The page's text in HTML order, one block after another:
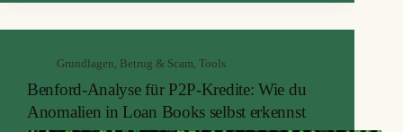
natürlich der große Block zu seinen Erfahrungen die
Pfandleihhaus gemacht hat.
Grundlagen, Betrug & Scam, Tools
Benford-Analyse für P2P-Kredite: Wie du
Anomalien in Loan Books selbst erkennst